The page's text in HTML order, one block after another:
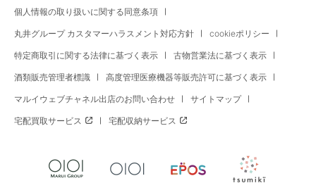
個人情報の取り扱いに関する同意条項
丸井グループ カスタマーハラスメント対応方針 cookieポリシー
特定商取引に関する法律に基づく表示 古物営業法に基づく表示
酒類販売管理者標識 高度管理医療機器等販売許可に基づく表示
マルイウェブチャネル出店のお問い合わせ サイトマップ
宅配買取サービス 宅配収納サービス